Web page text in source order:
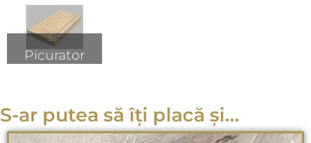
Picurator
S-ar putea să îți placă și...